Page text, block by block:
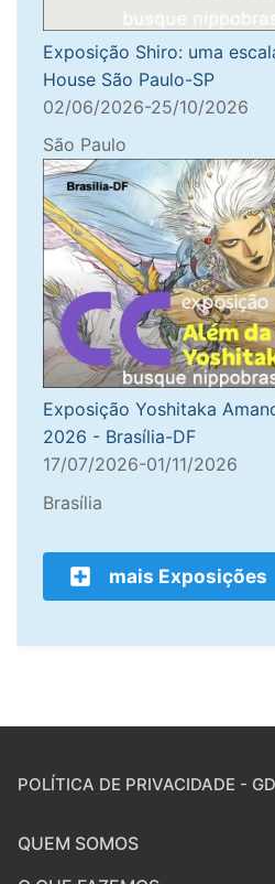
Exposição Shiro: uma
House São Paulo-SP
02/06/2026-25/10/2026
São Paulo
Exposição Yoshitaka
2026 - Brasília-DF
17/07/2026-01/11/2026
Brasília
mais Exposições
POLÍTICA DE PRIVACIDADE -
QUEM SOMOS